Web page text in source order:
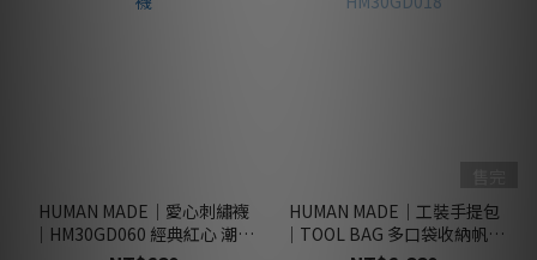
HUMAN MADE｜愛心刺繡襪
｜HM30GD060 經典紅心 潮流
HUMAN MADE｜工裝手提包
｜TOOL BAG 多口袋收納帆布